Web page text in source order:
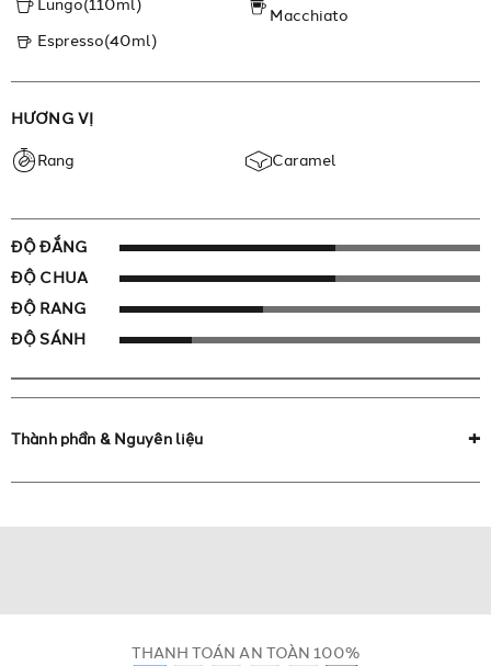
Lungo(110ml)
Macchiato
Espresso(40ml)
HƯƠNG VỊ
Rang Caramel
ĐỘ ĐẮNG
ĐỘ CHUA
ĐỘ RANG
ĐỘ SÁNH
Thành phần & Nguyên liệu
THANH TOÁN AN TOÀN 100%